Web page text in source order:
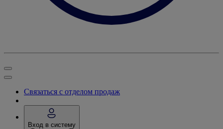
Связаться с отделом продаж
Вход в систему